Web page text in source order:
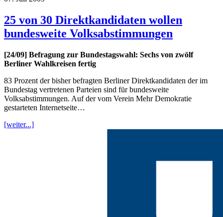
25 von 30 Direktkandidaten wollen
bundesweite Volksabstimmungen
[24/09] Befragung zur Bundestagswahl: Sechs von zwölf
Berliner Wahlkreisen fertig
83 Prozent der bisher befragten Berliner Direktkandidaten der im
Bundestag vertretenen Parteien sind für bundesweite
Volksabstimmungen. Auf der vom Verein Mehr Demokratie
gestarteten Internetseite…
[weiter...]